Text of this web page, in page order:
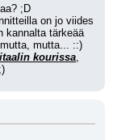
;D
on jo viides
kannalta tärkeää
mutta... ::)
kourissa,